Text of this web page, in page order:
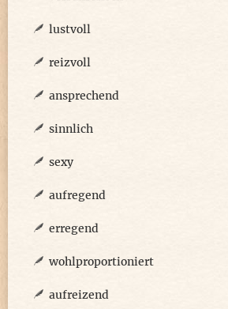
lustvoll
reizvoll
ansprechend
sinnlich
sexy
aufregend
erregend
wohlproportioniert
aufreizend